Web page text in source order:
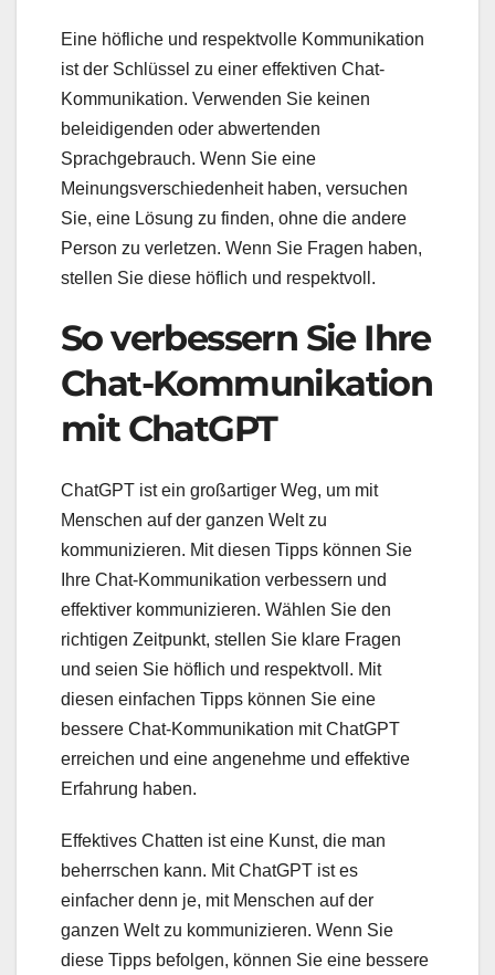
Eine höfliche und respektvolle Kommunikation
ist der Schlüssel zu einer effektiven Chat-
Kommunikation. Verwenden Sie keinen
beleidigenden oder abwertenden
Sprachgebrauch. Wenn Sie eine
Meinungsverschiedenheit haben, versuchen
Sie, eine Lösung zu finden, ohne die andere
Person zu verletzen. Wenn Sie Fragen haben,
stellen Sie diese höflich und respektvoll.
So verbessern Sie Ihre
Chat-Kommunikation
mit ChatGPT
ChatGPT ist ein großartiger Weg, um mit
Menschen auf der ganzen Welt zu
kommunizieren. Mit diesen Tipps können Sie
Ihre Chat-Kommunikation verbessern und
effektiver kommunizieren. Wählen Sie den
richtigen Zeitpunkt, stellen Sie klare Fragen
und seien Sie höflich und respektvoll. Mit
diesen einfachen Tipps können Sie eine
bessere Chat-Kommunikation mit ChatGPT
erreichen und eine angenehme und effektive
Erfahrung haben.
Effektives Chatten ist eine Kunst, die man
beherrschen kann. Mit ChatGPT ist es
einfacher denn je, mit Menschen auf der
ganzen Welt zu kommunizieren. Wenn Sie
diese Tipps befolgen, können Sie eine bessere